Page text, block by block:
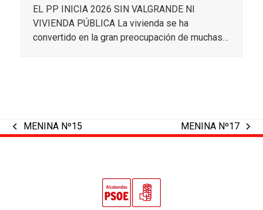
EL PP INICIA 2026 SIN VALGRANDE NI
VIVIENDA PÚBLICA La vivienda se ha
convertido en la gran preocupación de muchas…
previous
MENINA Nº15
next
MENINA Nº17